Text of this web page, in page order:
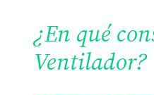
¿En qué
Ventilador?